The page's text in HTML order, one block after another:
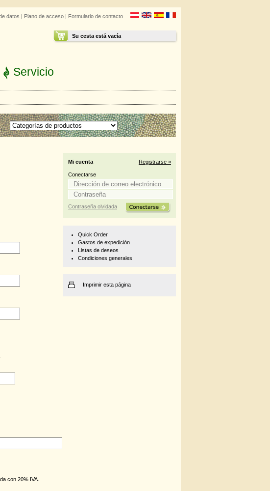
datos | Plano de acceso | Formulario de contacto
Su cesta está vacía
Servicio
con 20% IVA.
Mi cuenta Registrarse »
Conectarse
Contraseña olvidada
Quick Order
Gastos de expedición
Listas de deseos
Condiciones generales
Imprimir esta página